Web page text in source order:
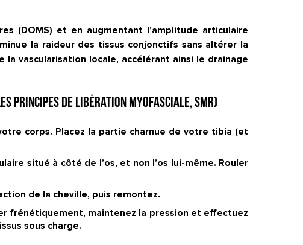
(DOMS) et en augmentant l’amplitude articulaire
la raideur des tissus conjonctifs sans altérer la
vascularisation locale, accélérant ainsi le drainage
principes de libération myofasciale, SMR)
corps. Placez la partie charnue de votre tibia (et
situé à côté de l’os, et non l’os lui-même. Rouler
de la cheville, puis remontez.
frénétiquement, maintenez la pression et effectuez
sous charge.